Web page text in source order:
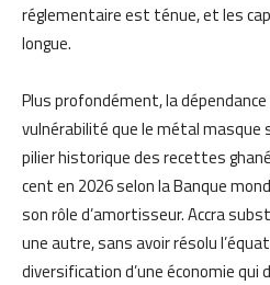
réglementaire est ténue, et les
longue.
Plus profondément, la
vulnérabilité que le métal masque
pilier historique des recettes
cent en 2026 selon la Banque
son rôle d’amortisseur. Accra
une autre, sans avoir résolu
diversification d’une économie qui